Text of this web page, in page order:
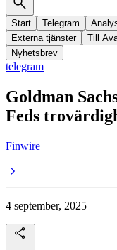
Start Telegram
Externa tjänster
Till
Nyhetsbrev
telegram
Goldman
Feds
Finwire
4 september, 2025